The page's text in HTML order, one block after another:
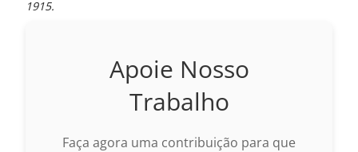
1915.
Apoie Nosso
Trabalho
Faça agora uma contribuição para que